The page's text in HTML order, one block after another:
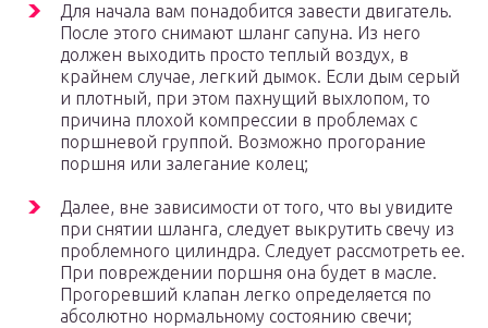
Для начала вам понадобится завести двигатель.
После этого снимают шланг сапуна. Из него
должен выходить просто теплый воздух, в
крайнем случае, легкий дымок. Если дым серый
и плотный, при этом пахнущий выхлопом, то
причина плохой компрессии в проблемах с
поршневой группой. Возможно прогорание
поршня или залегание колец;
Далее, вне зависимости от того, что вы увидите
при снятии шланга, следует выкрутить свечу из
проблемного цилиндра. Следует рассмотреть ее.
При повреждении поршня она будет в масле.
Прогоревший клапан легко определяется по
абсолютно нормальному состоянию свечи;